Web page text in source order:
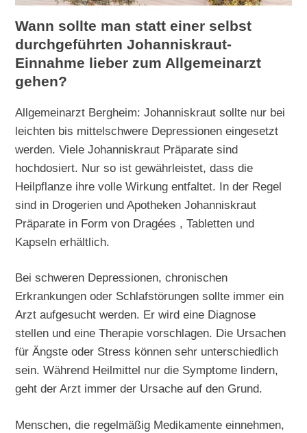
Wann sollte man statt einer selbst
durchgeführten Johanniskraut-
Einnahme lieber zum Allgemeinarzt
gehen?
Allgemeinarzt Bergheim: Johanniskraut sollte nur bei
leichten bis mittelschwere Depressionen eingesetzt
werden. Viele Johanniskraut Präparate sind
hochdosiert. Nur so ist gewährleistet, dass die
Heilpflanze ihre volle Wirkung entfaltet. In der Regel
sind in Drogerien und Apotheken Johanniskraut
Präparate in Form von Dragées , Tabletten und
Kapseln erhältlich.
Bei schweren Depressionen, chronischen
Erkrankungen oder Schlafstörungen sollte immer ein
Arzt aufgesucht werden. Er wird eine Diagnose
stellen und eine Therapie vorschlagen. Die Ursachen
für Ängste oder Stress können sehr unterschiedlich
sein. Während Heilmittel nur die Symptome lindern,
geht der Arzt immer der Ursache auf den Grund.
Menschen, die regelmäßig Medikamente einnehmen,